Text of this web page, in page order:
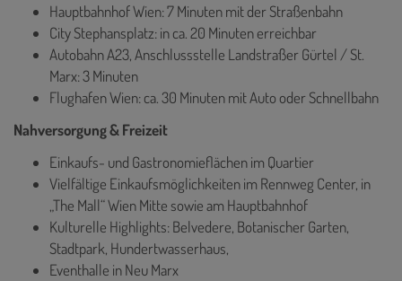
Hauptbahnhof Wien: 7 Minuten mit der Straßenbahn
City Stephansplatz: in ca. 20 Minuten erreichbar
Autobahn A23, Anschlussstelle Landstraßer Gürtel / St.
Marx: 3 Minuten
Flughafen Wien: ca. 30 Minuten mit Auto oder Schnellbahn
Nahversorgung & Freizeit
Einkaufs- und Gastronomieflächen im Quartier
Vielfältige Einkaufsmöglichkeiten im Rennweg Center, in
„The Mall“ Wien Mitte sowie am Hauptbahnhof
Kulturelle Highlights: Belvedere, Botanischer Garten,
Stadtpark, Hundertwasserhaus,
Eventhalle in Neu Marx